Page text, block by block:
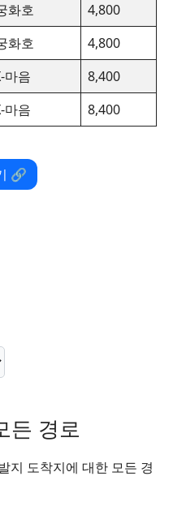
화호
4,800
화호
4,800
마음
8,400
마음 8,400
🔗
든 경로
지 도착지에 대한 모든 경